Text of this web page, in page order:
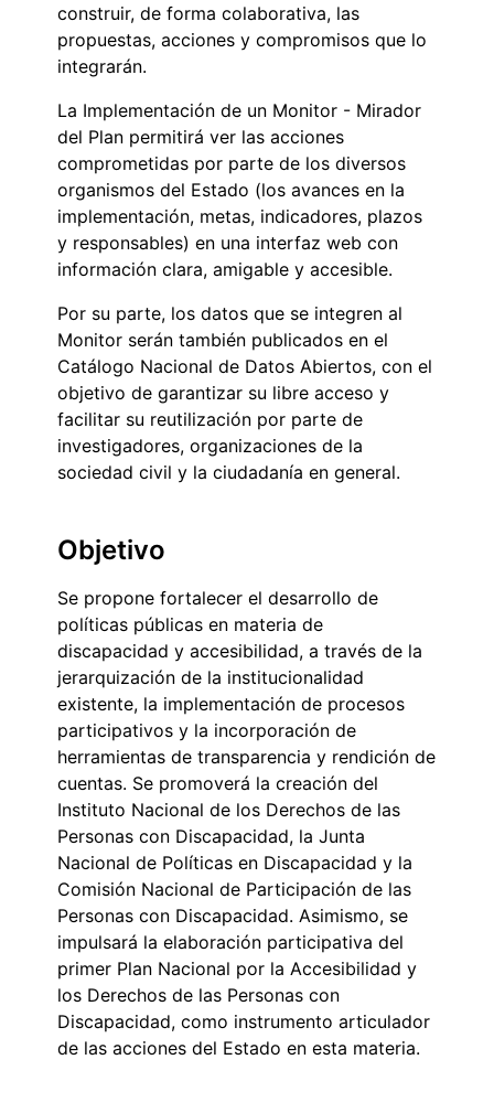
construir, de forma colaborativa, las
propuestas, acciones y compromisos que lo
integrarán.
La Implementación de un Monitor - Mirador
del Plan permitirá ver las acciones
comprometidas por parte de los diversos
organismos del Estado (los avances en la
implementación, metas, indicadores, plazos
y responsables) en una interfaz web con
información clara, amigable y accesible.
Por su parte, los datos que se integren al
Monitor serán también publicados en el
Catálogo Nacional de Datos Abiertos, con el
objetivo de garantizar su libre acceso y
facilitar su reutilización por parte de
investigadores, organizaciones de la
sociedad civil y la ciudadanía en general.
Objetivo
Se propone fortalecer el desarrollo de
políticas públicas en materia de
discapacidad y accesibilidad, a través de la
jerarquización de la institucionalidad
existente, la implementación de procesos
participativos y la incorporación de
herramientas de transparencia y rendición de
cuentas. Se promoverá la creación del
Instituto Nacional de los Derechos de las
Personas con Discapacidad, la Junta
Nacional de Políticas en Discapacidad y la
Comisión Nacional de Participación de las
Personas con Discapacidad. Asimismo, se
impulsará la elaboración participativa del
primer Plan Nacional por la Accesibilidad y
los Derechos de las Personas con
Discapacidad, como instrumento articulador
de las acciones del Estado en esta materia.